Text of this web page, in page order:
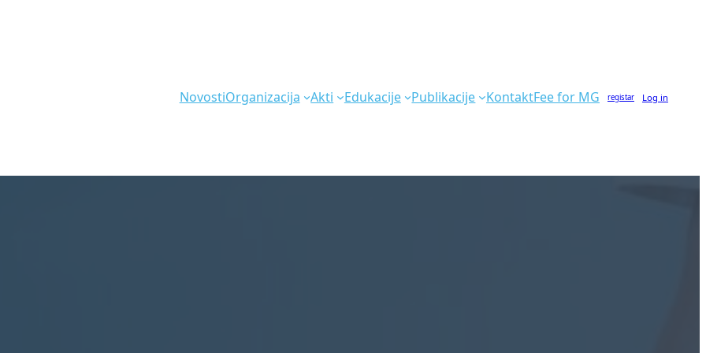
NovostiOrganizacija Akti Edukacije Publikacije KontaktFee for MG registar Log in